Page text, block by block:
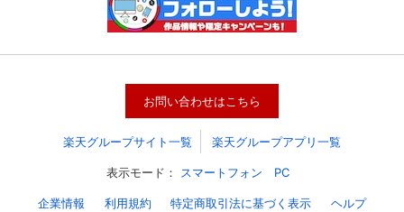
会員情報
お問い合わせはこちら
楽天グループサイト一覧 楽天グループアプリ一覧
表示モード： スマートフォン PC
企業情報 利用規約 特定商取引法に基づく表示
ヘルプ